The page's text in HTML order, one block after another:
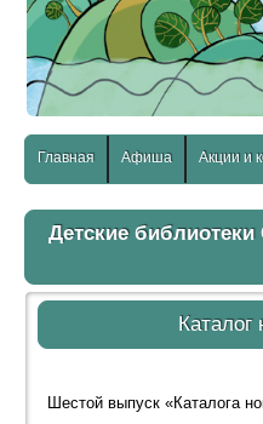
Главная Афиша Акции и
Детские
Каталог
Шестой выпуск «Каталога